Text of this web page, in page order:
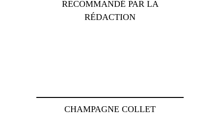
RECOMMANDÉ PAR LA
RÉDACTION
CHAMPAGNE COLLET